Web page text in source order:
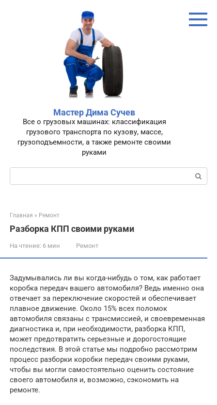
Мастер Дима Сучев
Все о грузовых машинах: классификация
грузового транспорта по кузову, массе,
грузоподъемности, а также ремонте своими
руками
Поиск:
Главная » Ремонт
Разборка КПП своими руками
На чтение: 6 мин Ремонт
Задумывались ли вы когда-нибудь о том, как работает
коробка передач вашего автомобиля? Ведь именно она
отвечает за переключение скоростей и обеспечивает
плавное движение. Около 15% всех поломок
автомобиля связаны с трансмиссией, и своевременная
диагностика и, при необходимости, разборка КПП,
может предотвратить серьезные и дорогостоящие
последствия. В этой статье мы подробно рассмотрим
процесс разборки коробки передач своими руками,
чтобы вы могли самостоятельно оценить состояние
своего автомобиля и, возможно, сэкономить на
ремонте.